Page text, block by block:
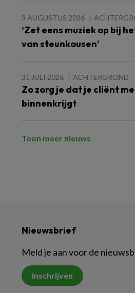
3 AUGUSTUS 2026
‘Zet eens muziek op bij
van steunkousen’
31 JULI 2026 ACHTERGROND
Zo zorg je dat je cliënt
binnenkrijgt
Toon meer nieuws
Nieuwsbrief
Meld je aan voor de
Inschrijven